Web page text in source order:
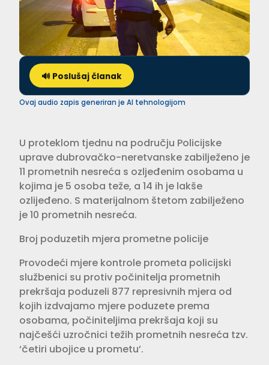
🔊 Poslušaj članak
Ovaj audio zapis generiran je AI tehnologijom
U proteklom tjednu na području Policijske
uprave dubrovačko-neretvanske zabilježeno je
11 prometnih nesreća s ozljeđenim osobama u
kojima je 5 osoba teže, a 14 ih je lakše
ozlijeđeno. S materijalnom štetom zabilježeno
je 10 prometnih nesreća.
Broj poduzetih mjera prometne policije
Provodeći mjere kontrole prometa policijski
službenici su protiv počinitelja prometnih
prekršaja poduzeli 877 represivnih mjera od
kojih izdvajamo mjere poduzete prema
osobama, počiniteljima prekršaja koji su
najčešći uzročnici težih prometnih nesreća tzv.
‘četiri ubojice u prometu’.